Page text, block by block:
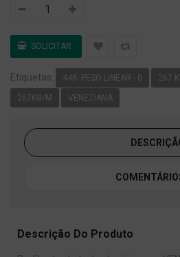
Etiquetas: 448- PESO LINEAR - 0 267
267KG/M VENEZIANA
Descrição Do Produto